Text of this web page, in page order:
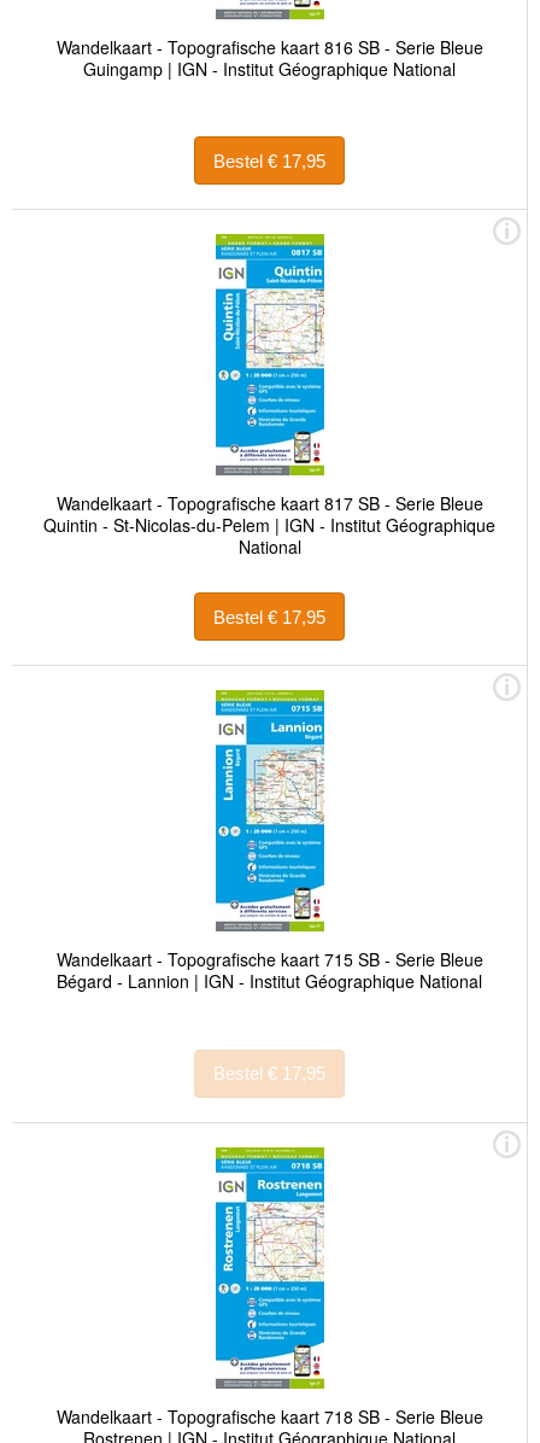
Wandelkaart - Topografische kaart 816 SB - Serie Bleue
Guingamp | IGN - Institut Géographique National
Bestel € 17,95
Wandelkaart - Topografische kaart 817 SB - Serie Bleue
Quintin - St-Nicolas-du-Pelem | IGN - Institut Géographique
National
Bestel € 17,95
Wandelkaart - Topografische kaart 715 SB - Serie Bleue
Bégard - Lannion | IGN - Institut Géographique National
Bestel € 17,95
Wandelkaart - Topografische kaart 718 SB - Serie Bleue
Rostrenen | IGN - Institut Géographique National